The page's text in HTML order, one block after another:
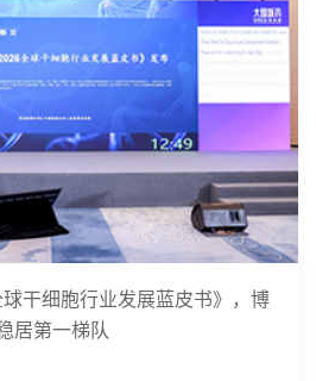
干细胞行业发展蓝皮书》，博
居第一梯队